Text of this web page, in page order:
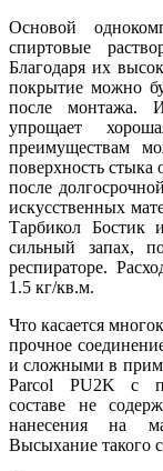
Основой
спиртовые
Благодаря их
покрытие можно
после монтажа.
упрощает
преимуществам
поверхность стыка
после
искусственных
Тарбикол Бостик
сильный запах,
респираторе.
1.5 кг/кв.м.
Что касается
прочное
и сложными в
Parcol PU2K с
составе не
нанесения на
Высыхание такого